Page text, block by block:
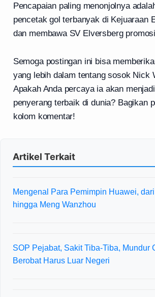
Pencapaian paling menonjolnya
pencetak gol terbanyak di Kejuaraan
dan membawa SV Elversberg
Semoga postingan ini bisa
yang lebih dalam tentang sosok Nick
Apakah Anda percaya ia akan
penyerang terbaik di dunia? Bagikan
kolom komentar!
Artikel Terkait
Mengenal Para Pemimpin Huawei,
hingga Meng Wanzhou
SOP Pejabat, Sakit Tiba-Tiba, Mundur
Berobat Harus Luar Negeri